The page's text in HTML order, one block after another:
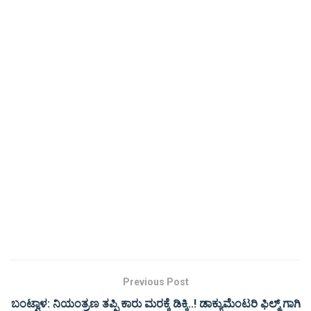
Previous Post
ಬಂಟ್ವಾಳ: ನಿಯಂತ್ರಣ ತಪ್ಪಿ ಕಾರು ಮರಕ್ಕೆ ಡಿಕ್ಕಿ..! ಡಾಕ್ಯುಮೆಂಟರಿ ಫಿಲ್ಮ್ ಗಾಗಿ